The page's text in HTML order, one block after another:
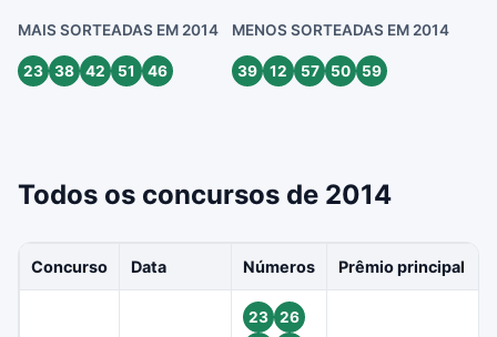
MAIS SORTEADAS EM 2014
23 38 42 51 46
MENOS SORTEADAS EM 2014
39 12 57 50 59
Todos os concursos de 2014
Concurso Data Números Prêmio principal
23
26